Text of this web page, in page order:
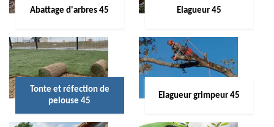
Abattage d'arbres 45 Elagueur 45
Tonte et réfection de
pelouse 45
Elagueur grimpeur 45